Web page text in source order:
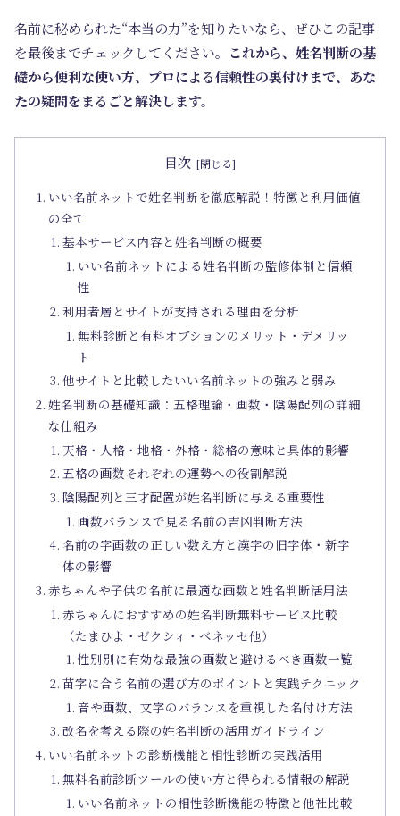
名前に秘められた“本当の力”を知りたいなら、ぜひこの記事
を最後までチェックしてください。 これから、姓名判断の基
礎から便利な使い方、プロによる信頼性の裏付けまで、あな
たの疑問をまるごと解決します。
目次
いい名前ネットで姓名判断を徹底解説！特徴と利用価値
の全て
基本サービス内容と姓名判断の概要
いい名前ネットによる姓名判断の監修体制と信頼
性
利用者層とサイトが支持される理由を分析
無料診断と有料オプションのメリット・デメリッ
ト
他サイトと比較したいい名前ネットの強みと弱み
姓名判断の基礎知識：五格理論・画数・陰陽配列の詳細
な仕組み
天格・人格・地格・外格・総格の意味と具体的影響
五格の画数それぞれの運勢への役割解説
陰陽配列と三才配置が姓名判断に与える重要性
画数バランスで見る名前の吉凶判断方法
名前の字画数の正しい数え方と漢字の旧字体・新字
体の影響
赤ちゃんや子供の名前に最適な画数と姓名判断活用法
赤ちゃんにおすすめの姓名判断無料サービス比較
（たまひよ・ゼクシィ・ベネッセ他）
性別別に有効な最強の画数と避けるべき画数一覧
苗字に合う名前の選び方のポイントと実践テクニック
音や画数、文字のバランスを重視した名付け方法
改名を考える際の姓名判断の活用ガイドライン
いい名前ネットの診断機能と相性診断の実践活用
無料名前診断ツールの使い方と得られる情報の解説
いい名前ネットの相性診断機能の特徴と他社比較